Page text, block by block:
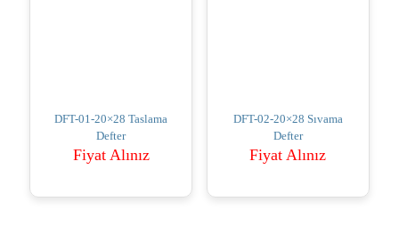
DFT-01-20×28 Taslama
Defter
Fiyat Alınız
DFT-02-20×28 Sıvama
Defter
Fiyat Alınız